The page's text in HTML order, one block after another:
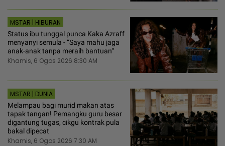
MSTAR | HIBURAN
Status ibu tunggal punca Kaka Azraff
menyanyi semula - “Saya mahu jaga
anak-anak tanpa meraih bantuan“
Khamis, 6 Ogos 2026 8:30 AM
MSTAR | DUNIA
Melampau bagi murid makan atas
tapak tangan! Pemangku guru besar
digantung tugas, cikgu kontrak pula
bakal dipecat
Khamis, 6 Ogos 2026 7:30 AM